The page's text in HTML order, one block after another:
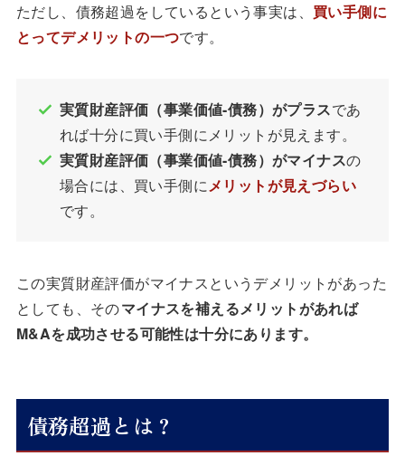
ただし、債務超過をしているという事実は、 買い手側に
とってデメリットの一つです。
実質財産評価（事業価値-債務）がプラスであ
れば十分に買い手側にメリットが見えます。
実質財産評価（事業価値-債務）がマイナスの
場合には、買い手側にメリットが見えづらい
です。
この実質財産評価がマイナスというデメリットがあった
としても、そのマイナスを補えるメリットがあれば
M&Aを成功させる可能性は十分にあります。
債務超過とは？